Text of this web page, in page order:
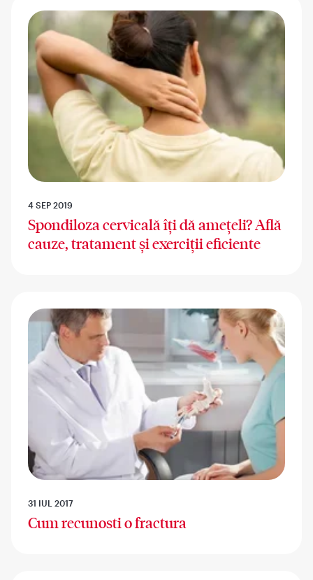
4 SEP 2019
Spondiloza cervicală îți dă amețeli? Află
cauze, tratament și exerciții eficiente
31 IUL 2017
Cum recunosti o fractura